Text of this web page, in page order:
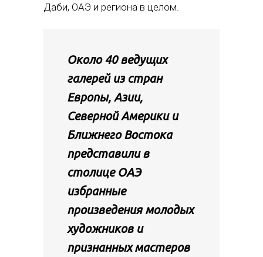
Даби, ОАЭ и региона в целом.
Около 40 ведущих
галерей из стран
Европы, Азии,
Северной Америки и
Ближнего Востока
представили в
столице ОАЭ
избранные
произведения молодых
художников и
признанных мастеров